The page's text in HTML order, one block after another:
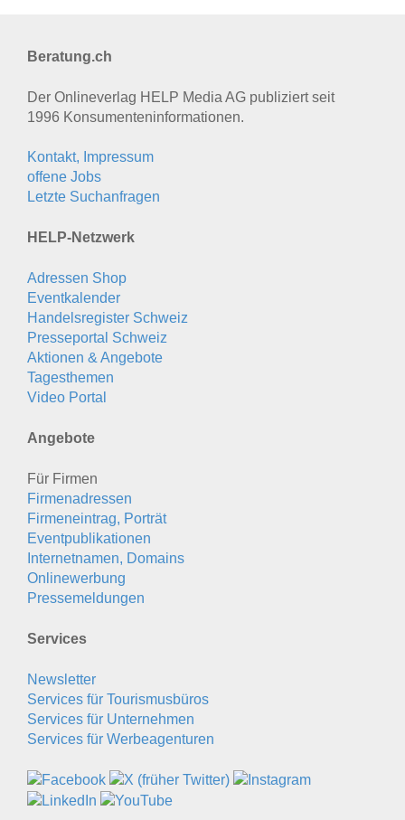
Beratung.ch
Der Onlineverlag HELP Media AG publiziert seit
1996 Konsumenten­informationen.
Kontakt, Impressum
offene Jobs
Letzte Suchanfragen
HELP-Netzwerk
Adressen Shop
Eventkalender
Handelsregister Schweiz
Presseportal Schweiz
Aktionen & Angebote
Tagesthemen
Video Portal
Angebote
Für Firmen
Firmenadressen
Firmeneintrag, Porträt
Eventpublikationen
Internetnamen, Domains
Onlinewerbung
Pressemeldungen
Services
Newsletter
Services für Tourismusbüros
Services für Unternehmen
Services für Werbeagenturen